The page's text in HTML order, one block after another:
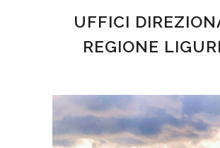
UFFICI
REGIONE